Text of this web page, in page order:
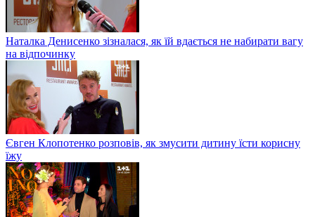
Наталка Денисенко зізналася, як їй вдається не набирати вагу
на відпочинку
Євген Клопотенко розповів, як змусити дитину їсти корисну
їжу